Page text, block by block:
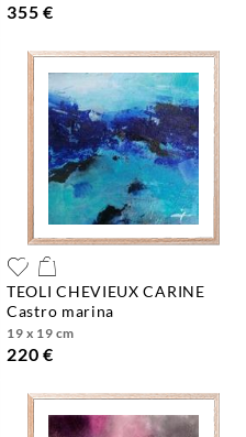
355 €
TEOLI CHEVIEUX CARINE
castro marina
19 x 19 cm
220 €